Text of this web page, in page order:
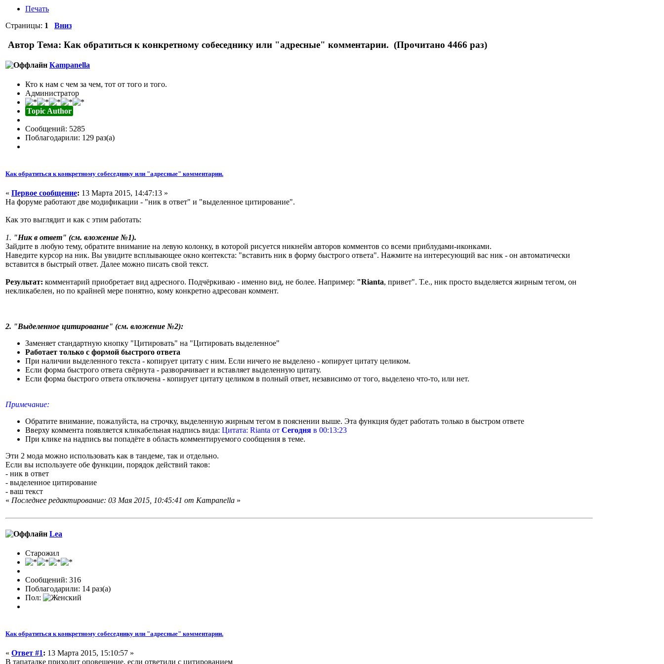
Печать
Страницы: 1 Вниз
Автор Тема: Как обратиться к конкретному собеседнику или "адресные" комментарии. (Прочитано 4466 раз)
Кampanella
Кто к нам с чем за чем, тот от того и того.
Администратор
Topic Author
Сообщений: 5285
Поблагодарили: 129 раз(а)
Как обратиться к конкретному собеседнику или "адресные" комментарии.
« Первое сообщение: 13 Марта 2015, 14:47:13 »
На форуме работают две модификации - "ник в ответ" и "выделенное цитирование".
Как это выглядит и как с этим работать:
1. "Ник в ответ" (см. вложение №1).
Зайдите в любую тему, обратите внимание на левую колонку, в которой рисуется никнейм авторов комментов со всеми приблудами-иконками.
Наведите курсор на ник. Вы увидите всплывающее окно контекста: "вставить ник в форму быстрого ответа". Нажмите на интересующий вас ник - он автоматически
вставится в быстрый ответ. Далее можно писать свой текст.
Результат: комментарий приобретает вид адресного. Подчёркиваю - именно вид, не более. Например: "Rianta, привет". Т.е., ник просто выделяется жирным тегом, он
некликабелен, но по крайней мере понятно, кому конкретно адресован коммент.
2. "Выделенное цитирование" (см. вложение №2):
Заменяет стандартную кнопку "Цитировать" на "Цитировать выделенное"
Работает только с формой быстрого ответа
При наличии выделенного текста - копирует цитату с ним. Если ничего не выделено - копирует цитату целиком.
Если форма быстрого ответа свёрнута - разворачивает и вставляет выделенную цитату.
Если форма быстрого ответа отключена - копирует цитату целиком в полный ответ, независимо от того, выделено что-то, или нет.
Примечание:
Обратите внимание, пожалуйста, на строчку, выделенную жирным тегом в пояснении выше. Эта функция будет работать только в быстром ответе
Вверху коммента появляется кликабельная надпись вида: Цитата: Rianta от Сегодня в 00:13:23
При клике на надпись вы попадёте в область комментируемого сообщения в теме.
Эти 2 мода можно использовать как в тандеме, так и отдельно.
Если вы используете обе функции, порядок действий таков:
- ник в ответ
- выделенное цитирование
- ваш текст
« Последнее редактирование: 03 Мая 2015, 10:45:41 от Кampanella »
Lea
Старожил
Сообщений: 316
Поблагодарили: 14 раз(а)
Пол:
Как обратиться к конкретному собеседнику или "адресные" комментарии.
« Ответ #1: 13 Марта 2015, 15:10:57 »
В тапаталке приходит оповещение, если ответили с цитированием